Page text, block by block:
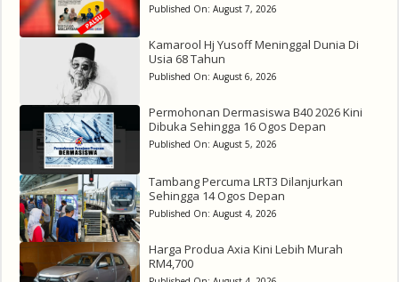
Published On: August 7, 2026
Kamarool Hj Yusoff Meninggal Dunia Di
Usia 68 Tahun
Published On: August 6, 2026
Permohonan Dermasiswa B40 2026 Kini
Dibuka Sehingga 16 Ogos Depan
Published On: August 5, 2026
Tambang Percuma LRT3 Dilanjurkan
Sehingga 14 Ogos Depan
Published On: August 4, 2026
Harga Produa Axia Kini Lebih Murah
RM4,700